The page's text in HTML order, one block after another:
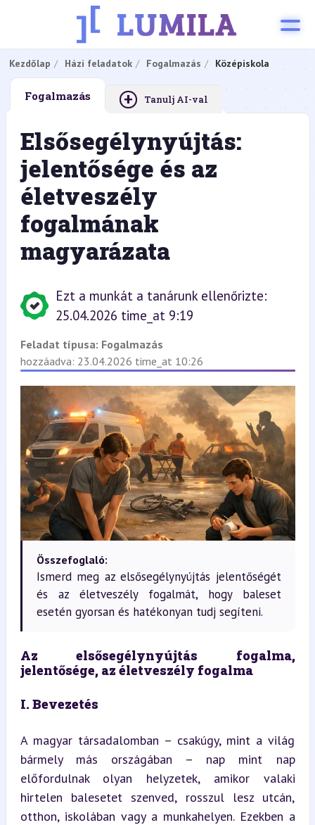
Kezdőlap Házi feladatok Fogalmazás Középiskola
Fogalmazás + Tanulj AI-val
Elsősegélynyújtás:
jelentősége és az
életveszély
fogalmának
magyarázata
Ezt a munkát a tanárunk ellenőrizte:
25.04.2026 time_at 9:19
Feladat típusa: Fogalmazás
hozzáadva: 23.04.2026 time_at 10:26
Összefoglaló:
Ismerd meg az elsősegélynyújtás jelentőségét
és az életveszély fogalmát, hogy baleset
esetén gyorsan és hatékonyan tudj segíteni.
Az elsősegélynyújtás fogalma,
jelentősége, az életveszély fogalma
I. Bevezetés
A magyar társadalomban – csakúgy, mint a világ
bármely más országában – nap mint nap
előfordulnak olyan helyzetek, amikor valaki
hirtelen balesetet szenved, rosszul lesz utcán,
otthon, iskolában vagy a munkahelyen. Ezekben a